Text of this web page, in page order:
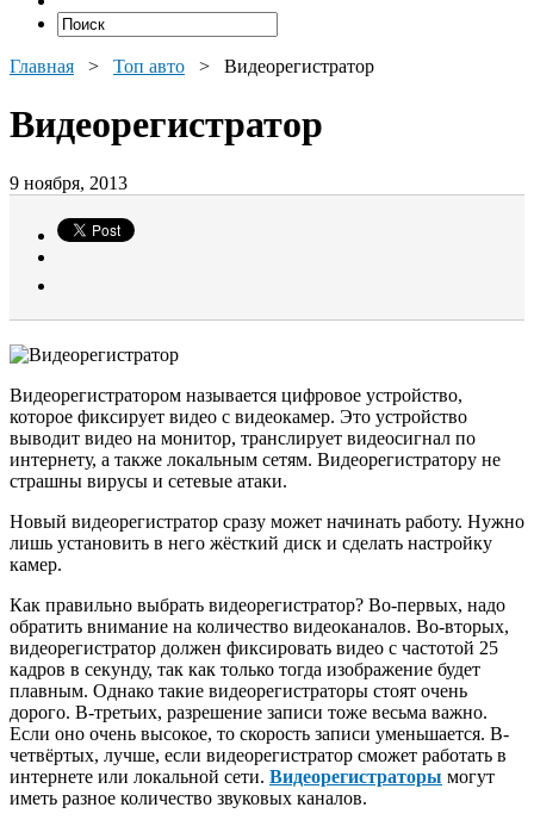
Главная > Топ авто > Видеорегистратор
Видеорегистратор
9 ноября, 2013
Видеорегистратором называется цифровое устройство,
которое фиксирует видео с видеокамер. Это устройство
выводит видео на монитор, транслирует видеосигнал по
интернету, а также локальным сетям. Видеорегистратору не
страшны вирусы и сетевые атаки.
Новый видеорегистратор сразу может начинать работу. Нужно
лишь установить в него жёсткий диск и сделать настройку
камер.
Как правильно выбрать видеорегистратор? Во-первых, надо
обратить внимание на количество видеоканалов. Во-вторых,
видеорегистратор должен фиксировать видео с частотой 25
кадров в секунду, так как только тогда изображение будет
плавным. Однако такие видеорегистраторы стоят очень
дорого. В-третьих, разрешение записи тоже весьма важно.
Если оно очень высокое, то скорость записи уменьшается. В-
четвёртых, лучше, если видеорегистратор сможет работать в
интернете или локальной сети. Видеорегистраторы могут
иметь разное количество звуковых каналов.